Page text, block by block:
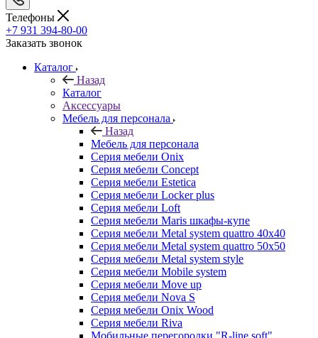
Телефоны
+7 931 394-80-00
Заказать звонок
Каталог
Назад
Каталог
Аксессуары
Мебель для персонала
Назад
Мебель для персонала
Серия мебели Onix
Серия мебели Concept
Серия мебели Estetica
Серия мебели Locker plus
Серия мебели Loft
Серия мебели Maris шкафы-купе
Серия мебели Metal system quattro 40x40
Серия мебели Metal system quattro 50x50
Серия мебели Metal system style
Серия мебели Mobile system
Серия мебели Move up
Серия мебели Nova S
Серия мебели Onix Wood
Серия мебели Riva
Мобильные перегородки "R-line soft"